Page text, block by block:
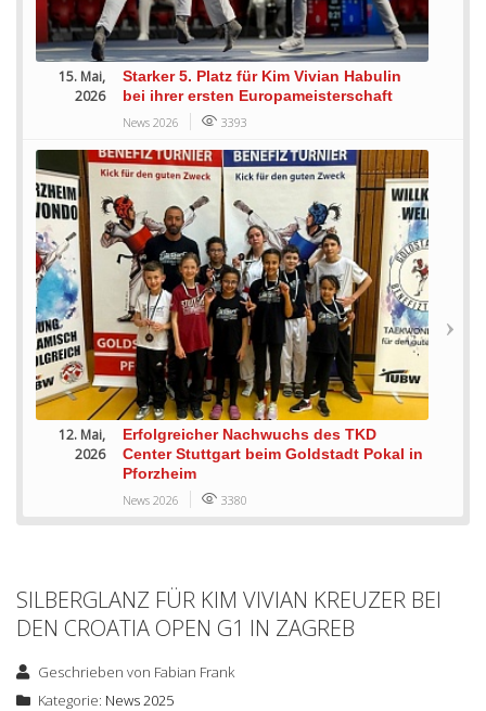
15. Mai,
2026
Starker 5. Platz für Kim Vivian Habulin
bei ihrer ersten Europameisterschaft
News 2026 3393
12. Mai,
2026
Erfolgreicher Nachwuchs des TKD
Center Stuttgart beim Goldstadt Pokal in
Pforzheim
News 2026 3380
SILBERGLANZ FÜR KIM VIVIAN KREUZER BEI
DEN CROATIA OPEN G1 IN ZAGREB
Geschrieben von Fabian Frank
Kategorie: News 2025